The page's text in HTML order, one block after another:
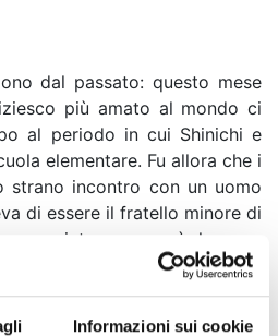
Informazioni sui cookie
dal passato: questo mese
più amato al mondo ci
al periodo in cui Shinichi e
elementare. Fu allora che i
strano incontro con un uomo
di essere il fratello minore di
consegnò loro un
codice indecifrabile, ma
in cui l’enigma verrà